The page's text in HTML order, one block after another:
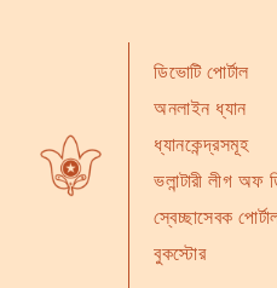
ডিভোটি পোর্টাল
অনলাইন ধ্যান
ধ্যানকেন্দ্রসমূহ
ভলান্টারী লীগ অফ
স্বেচ্ছাসেবক
বুকস্টোর